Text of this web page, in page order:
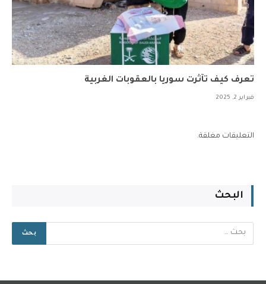
تعرف كيف تآثرت سوريا بالعقوبات الغربية
فبراير 2, 2025
التعليقات مغلقة.
البحث